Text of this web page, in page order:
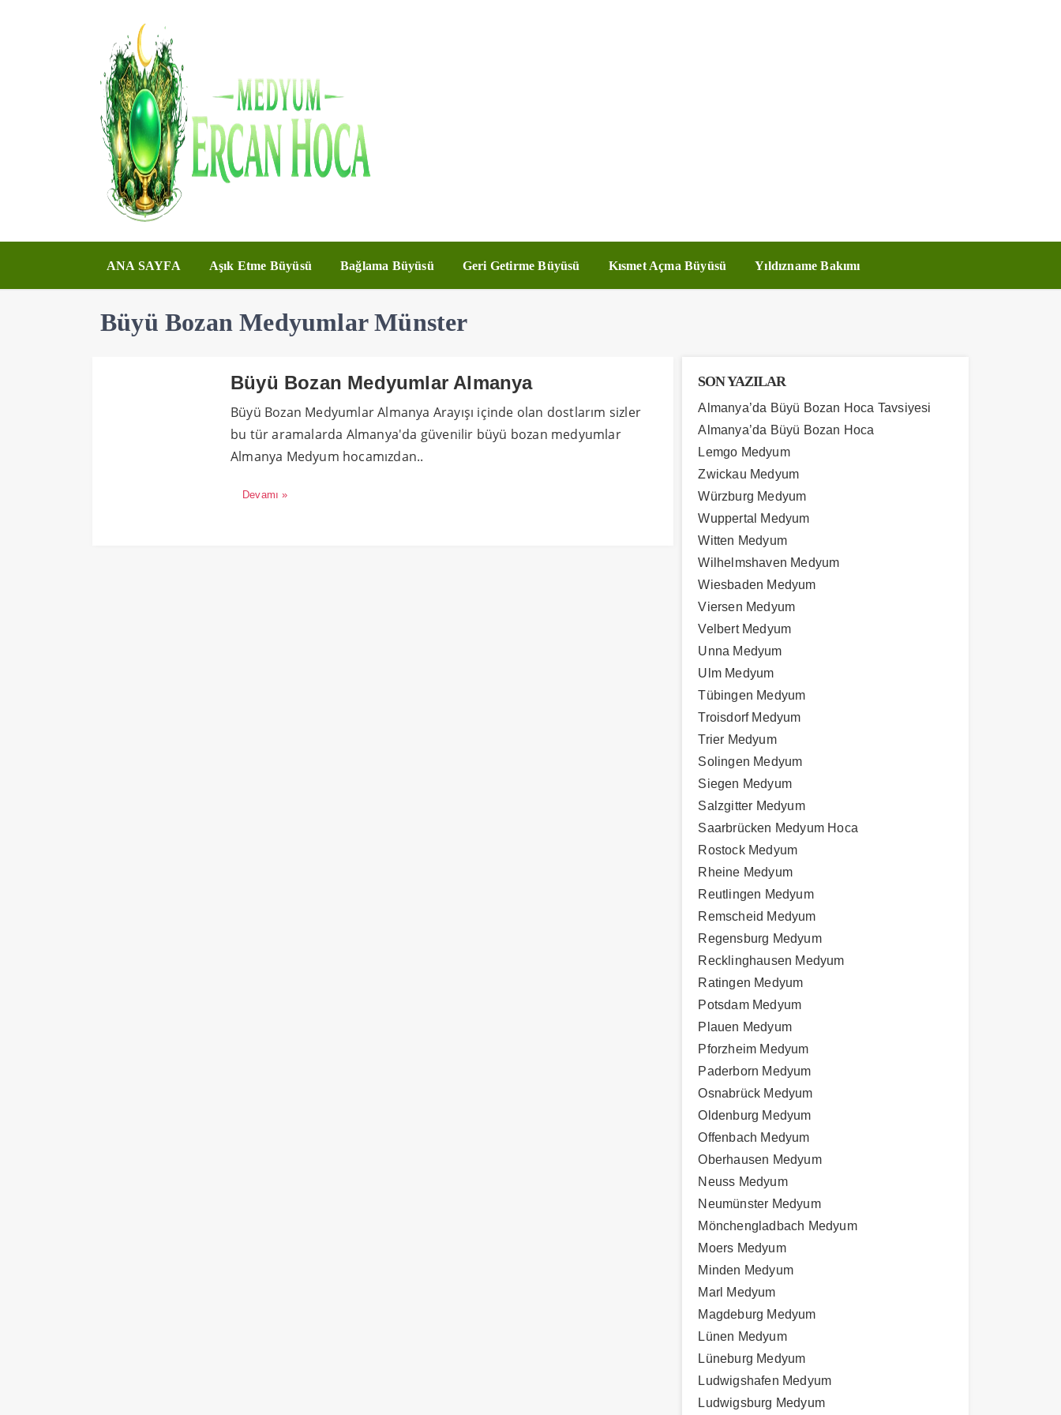
ANA SAYFA Aşık Etme Büyüsü Bağlama Büyüsü Geri Getirme Büyüsü Kısmet Açma Büyüsü Yıldızname Bakımı
Büyü Bozan Medyumlar Münster
Büyü Bozan Medyumlar Almanya
Büyü Bozan Medyumlar Almanya Arayışı içinde olan dostlarım sizler
bu tür aramalarda Almanya'da güvenilir büyü bozan medyumlar
Almanya Medyum hocamızdan..
Devamı »
SON YAZILAR
Almanya’da Büyü Bozan Hoca Tavsiyesi
Almanya’da Büyü Bozan Hoca
Lemgo Medyum
Zwickau Medyum
Würzburg Medyum
Wuppertal Medyum
Witten Medyum
Wilhelmshaven Medyum
Wiesbaden Medyum
Viersen Medyum
Velbert Medyum
Unna Medyum
Ulm Medyum
Tübingen Medyum
Troisdorf Medyum
Trier Medyum
Solingen Medyum
Siegen Medyum
Salzgitter Medyum
Saarbrücken Medyum Hoca
Rostock Medyum
Rheine Medyum
Reutlingen Medyum
Remscheid Medyum
Regensburg Medyum
Recklinghausen Medyum
Ratingen Medyum
Potsdam Medyum
Plauen Medyum
Pforzheim Medyum
Paderborn Medyum
Osnabrück Medyum
Oldenburg Medyum
Offenbach Medyum
Oberhausen Medyum
Neuss Medyum
Neumünster Medyum
Mönchengladbach Medyum
Moers Medyum
Minden Medyum
Marl Medyum
Magdeburg Medyum
Lünen Medyum
Lüneburg Medyum
Ludwigshafen Medyum
Ludwigsburg Medyum